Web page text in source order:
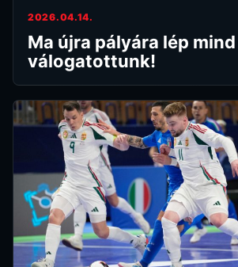
2026.04.14.
Ma újra pályára lép
válogatottunk!